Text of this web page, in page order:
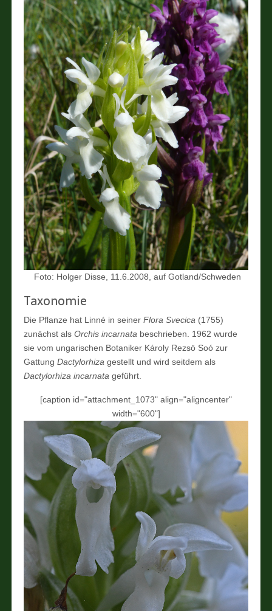
Foto: Holger Disse, 11.6.2008, auf Gotland/Schweden
Taxonomie
Die Pflanze hat Linné in seinerFlora Svecica (1755)
zunächst alsOrchis incarnata beschrieben. 1962 wurde
sie vom ungarischen Botaniker Károly Rezsö Soó zur
GattungDactylorhiza gestellt und wird seitdem als
Dactylorhiza incarnata geführt.
[caption id="attachment_1073" align="aligncenter"
width="600"]